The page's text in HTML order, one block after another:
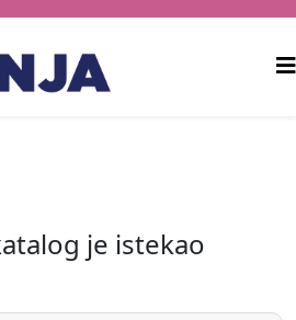
je istekao